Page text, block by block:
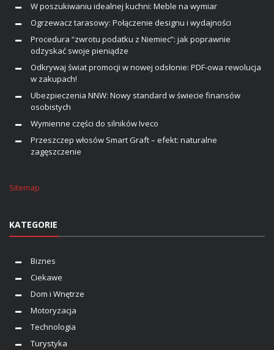
W poszukiwaniu idealnej kuchni: Meble na wymiar
Ogrzewacz tarasowy: Połączenie designu i wydajności
Procedura “zwrotu podatku z Niemiec”: jak poprawnie
odzyskać swoje pieniądze
Odkrywaj świat promocji w nowej odsłonie: PDF-owa rewolucja
w zakupach!
Ubezpieczenia NNW: Nowy standard w świecie finansów
osobistych
Wymienne części do silników Iveco
Przeszczep włosów Smart Graft – efekt: naturalne
zagęszczenie
Sitemap
KATEGORIE
Biznes
Ciekawe
Dom i Wnętrze
Motoryzacja
Technologia
Turystyka